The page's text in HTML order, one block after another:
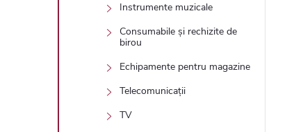
Instrumente muzicale
Consumabile și rechizite de
birou
Echipamente pentru magazine
Telecomunicații
TV